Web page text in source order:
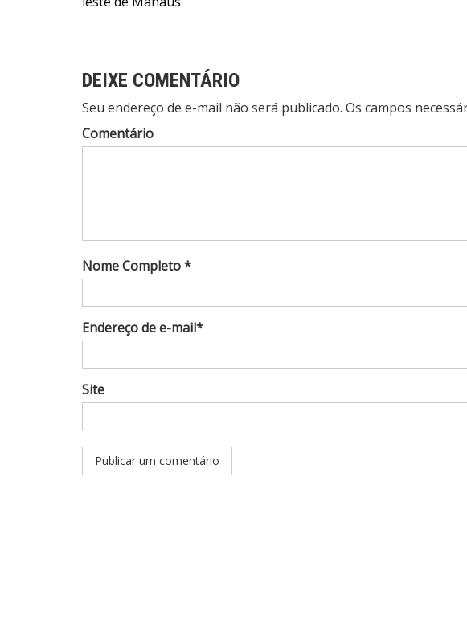
DEIXE COMENTÁRIO
Seu endereço de e-mail não será publicado. Os campos
Comentário
Nome Completo *
Endereço de e-mail*
Site